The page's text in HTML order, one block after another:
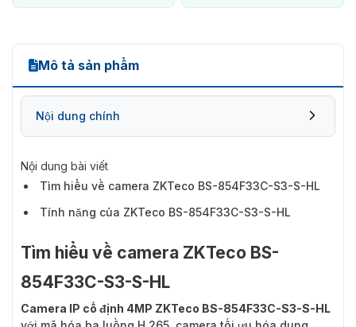
Mô tả sản phẩm
Nội dung chính
Nội dung bài viết
Tìm hiểu về camera ZKTeco BS-854F33C-S3-S-HL
Tính năng của ZKTeco BS-854F33C-S3-S-HL
Tìm hiểu về camera ZKTeco BS-
854F33C-S3-S-HL
Camera IP cố định 4MP ZKTeco BS-854F33C-S3-S-HL